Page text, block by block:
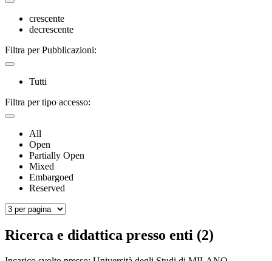
crescente
decrescente
Filtra per Pubblicazioni:
Tutti
Filtra per tipo accesso:
All
Open
Partially Open
Mixed
Embargoed
Reserved
Ricerca e didattica presso enti (2)